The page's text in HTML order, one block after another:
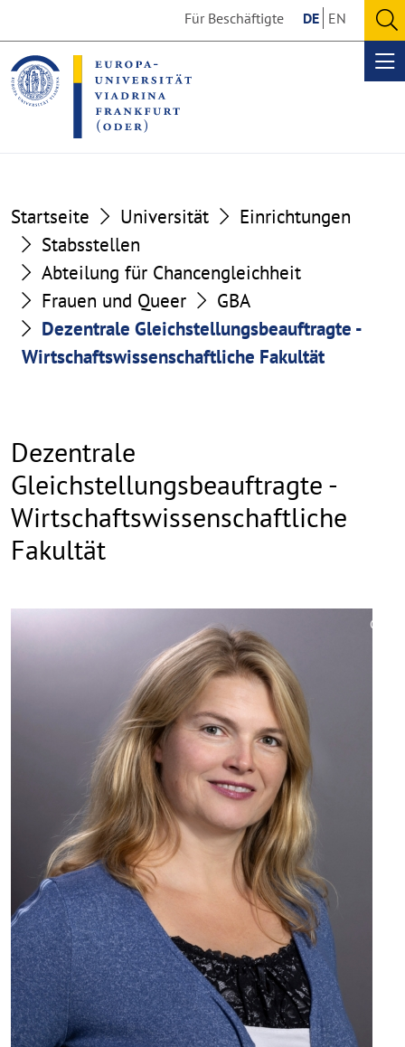
the
content
section
the
footer
section
Für Beschäftigte DE EN
Startseite Universität
Einrichtungen
Stabsstellen
Abteilung für Chancengleichheit
Frauen und Queer
GBA
Dezentrale Gleichstellungsbeauftragte -
Wirtschaftswissenschaftliche Fakultät
Dezentrale
Gleichstellungsbeauftragte -
Wirtschaftswissenschaftliche
Fakultät
©